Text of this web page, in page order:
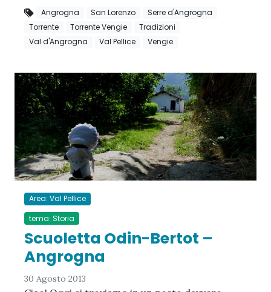
Angrogna San Lorenzo
Serre d'Angrogna
Torrente
Torrente Vengie
Tradizioni
Val d'Angrogna
Val Pellice Vengie
Area: Val Pellice
tema: Storia
Scuoletta Odin-Bertot –
Angrogna
30 Agosto 2013